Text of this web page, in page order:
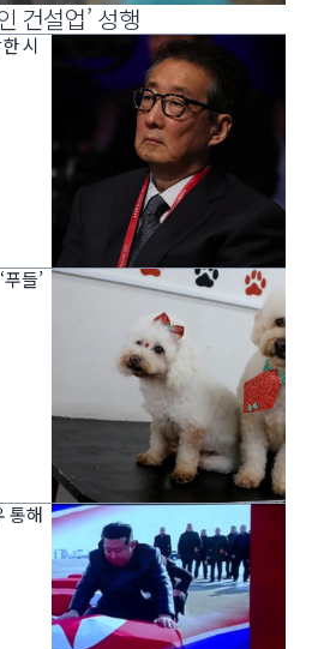
건설업’ 성행
시
들’
통해